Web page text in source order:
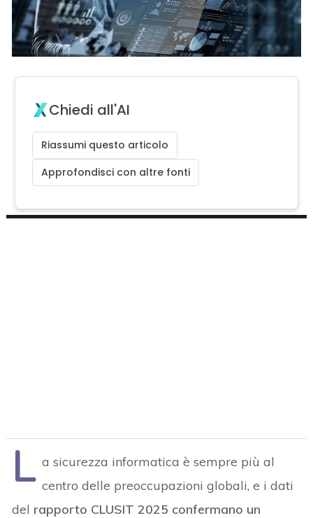
Chiedi all'AI
Riassumi questo articolo
Approfondisci con altre fonti
L a sicurezza informatica è sempre più al
centro delle preoccupazioni globali, e i dati
del rapporto CLUSIT 2025 confermano un